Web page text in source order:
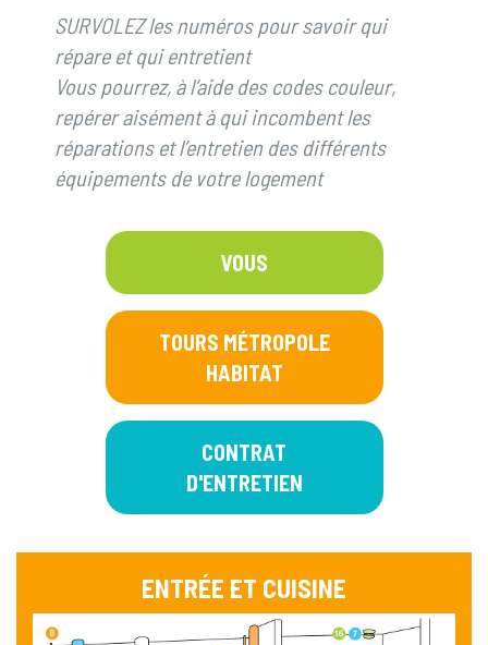
SURVOLEZ les numéros pour savoir qui
répare et qui entretient
Vous pourrez, à l’aide des codes couleur,
repérer aisément à qui incombent les
réparations et l’entretien des différents
équipements de votre logement
VOUS
TOURS MÉTROPOLE
HABITAT
CONTRAT
D'ENTRETIEN
ENTRÉE ET CUISINE